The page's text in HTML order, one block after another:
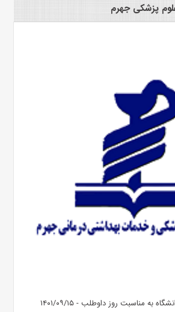
پزشکی جهرم
به مناسبت روز داوطلب - ۱۴۰۱/۰۹/۱۵